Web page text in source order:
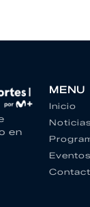
en
MENU
Inicio
Noticias
Eventos